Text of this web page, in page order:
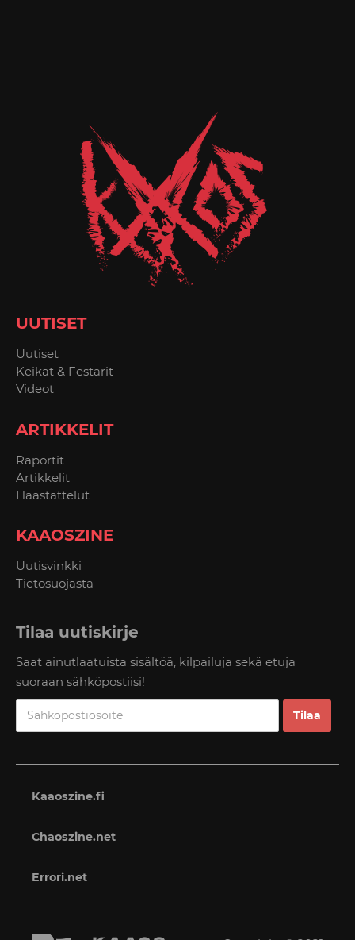
UUTISET
Uutiset
Keikat & Festarit
Videot
ARTIKKELIT
Raportit
Artikkelit
Haastattelut
KAAOSZINE
Uutisvinkki
Tietosuojasta
Tilaa uutiskirje
Saat ainutlaatuista sisältöä, kilpailuja sekä etuja
suoraan sähköpostiisi!
Kaaoszine.fi
Chaoszine.net
Errori.net